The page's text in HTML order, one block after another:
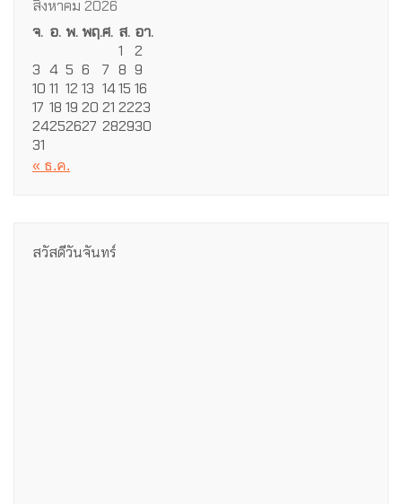
สิงหาคม 2026
จ. อ. พ.พฤ.ศ. ส. อา.
1
2
3 4 5 6 7 8 9
10 11 12 13 1415 16
17 18 19 20 21 2223
24252627 282930
31
« ธ.ค.
สวัสดีวันจันทร์